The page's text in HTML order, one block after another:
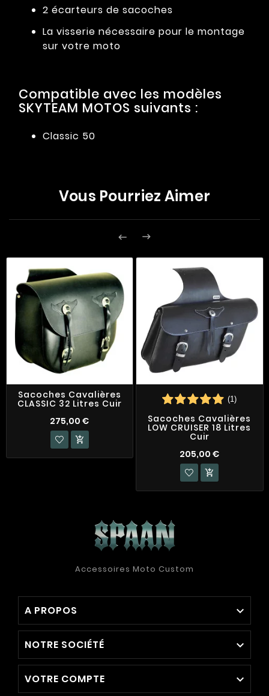
2 écarteurs de sacoches
La visserie nécessaire pour le montage
sur votre moto
Compatible avec les modèles
SKYTEAM MOTOS suivants :
Classic 50
Vous Pourriez Aimer
 
Sacoches Cavalières
CLASSIC 32 Litres Cuir
275,00 €

(1)
Sacoches Cavalières
LOW CRUISER 18 Litres
Cuir
205,00 €

Accessoires Moto Custom
A PROPOS 
NOTRE SOCIÉTÉ 
VOTRE COMPTE 